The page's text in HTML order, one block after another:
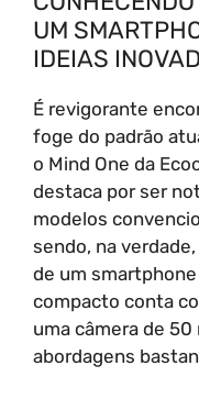
UM
IDEIAS
É revigorante
foge do padrão
o Mind One da
destaca por ser
modelos
sendo, na
de um
compacto conta
uma câmera de
abordagens